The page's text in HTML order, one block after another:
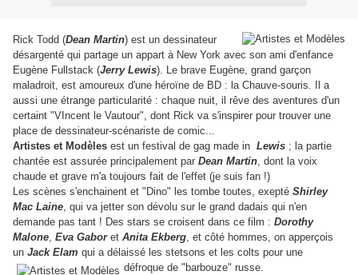
Rick Todd (Dean Martin) est un dessinateur
désargenté qui partage un appart à New York avec son ami d'enfance
Eugène Fullstack (Jerry Lewis). Le brave Eugène, grand garçon
maladroit, est amoureux d'une héroïne de BD : la Chauve-souris. Il a
aussi une étrange particularité : chaque nuit, il rêve des aventures d'un
certaint "VIncent le Vautour", dont Rick va s'inspirer pour trouver une
place de dessinateur-scénariste de comic...
Artistes et Modèles est un festival de gag made in Lewis ; la partie
chantée est assurée principalement par Dean Martin, dont la voix
chaude et grave m'a toujours fait de l'effet (je suis fan !)
Les scènes s'enchainent et "Dino" les tombe toutes, exepté Shirley
Mac Laine, qui va jetter son dévolu sur le grand dadais qui n'en
demande pas tant ! Des stars se croisent dans ce film : Dorothy
Malone, Eva Gaboret Anita Ekberg, et côté hommes, on apperçois
un Jack Elam qui a délaissé les stetsons et les colts pour une
défroque de "barbouze" russe.